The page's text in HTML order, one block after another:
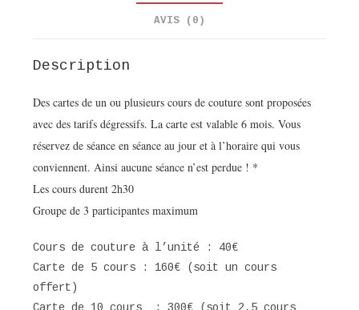
AVIS (0)
Description
Des cartes de un ou plusieurs cours de couture sont proposées
avec des tarifs dégressifs. La carte est valable 6 mois. Vous
réservez de séance en séance au jour et à l’horaire qui vous
conviennent. Ainsi aucune séance n’est perdue ! *
Les cours durent 2h30
Groupe de 3 participantes maximum
Cours de couture à l’unité : 40€
Carte de 5 cours : 160€ (soit un cours
offert)